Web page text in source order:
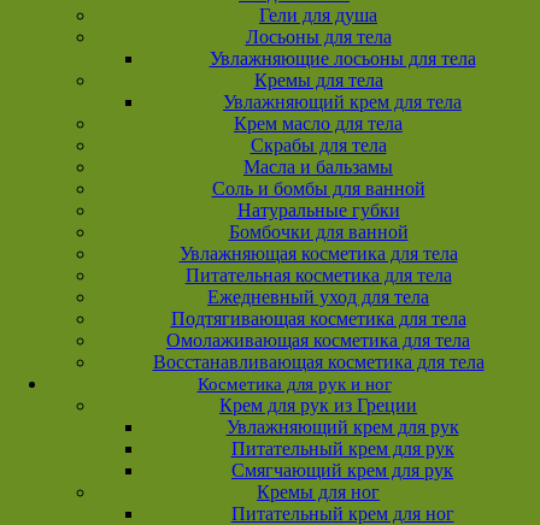
Гели для душа
Лосьоны для тела
Увлажняющие лосьоны для тела
Кремы для тела
Увлажняющий крем для тела
Крем масло для тела
Скрабы для тела
Масла и бальзамы
Соль и бомбы для ванной
Натуральные губки
Бомбочки для ванной
Увлажняющая косметика для тела
Питательная косметика для тела
Ежедневный уход для тела
Подтягивающая косметика для тела
Омолаживающая косметика для тела
Восстанавливающая косметика для тела
Косметика для рук и ног
Крем для рук из Греции
Увлажняющий крем для рук
Питательный крем для рук
Смягчающий крем для рук
Кремы для ног
Питательный крем для ног